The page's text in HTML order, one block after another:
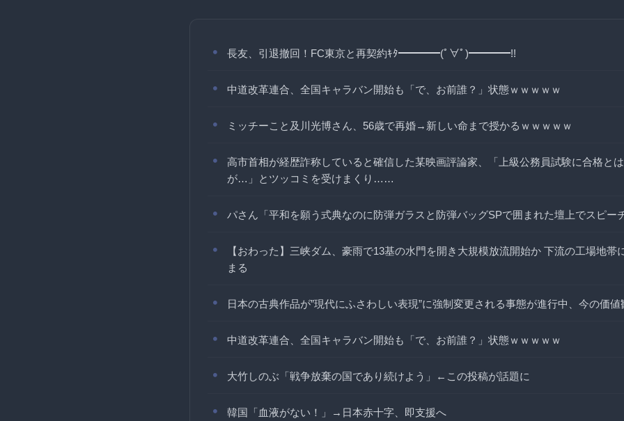
長友、引退撤回！FC東京と再契約ｷﾀ━━━━(ﾟ∀ﾟ)━━━━!!
中道改革連合、全国キャラバン開始も「で、お前誰？」状態ｗｗｗｗｗ
ミッチーこと及川光博さん、56歳で再婚→新しい命まで授かるｗｗｗｗｗ
高市首相が経歴詐称していると確信した某映画評論家、「上級公務員試験に合格と
が…」とツッコミを受けまくり……
パさん「平和を願う式典なのに防弾ガラスと防弾バッグSPで囲まれた壇上でスピー
【おわった】三峡ダム、豪雨で13基の水門を開き大規模放流開始か 下流の工場地帯
まる
日本の古典作品が”現代にふさわしい表現”に強制変更される事態が進行中、今の価
中道改革連合、全国キャラバン開始も「で、お前誰？」状態ｗｗｗｗｗ
大竹しのぶ「戦争放棄の国であり続けよう」←この投稿が話題に
韓国「血液がない！」→日本赤十字、即支援へ